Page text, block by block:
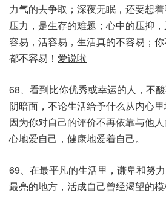
力气的去争取；深夜无眠，还要想
压力，是生存的难题；心中的压抑
容易，活容易，生活真的不容易；
都不容易！ 爱说啦
68、看到比你优秀或幸运的人，不
阴暗面，不论生活给予什么从内心
因为你对自己的评价不再依靠与他
心地爱自己，健康地爱着自己。
69、在最平凡的生活里，谦卑和努
最亮的地方，活成自己曾经渴望的模